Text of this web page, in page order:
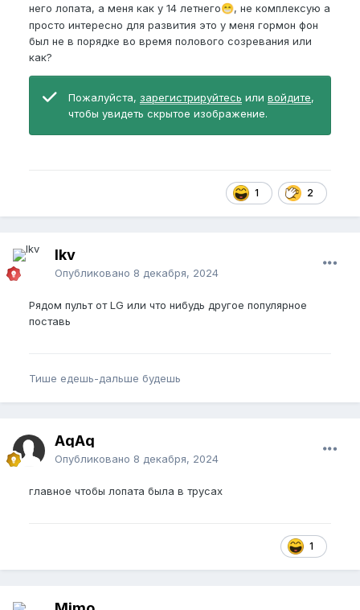
него лопата, а меня как у 14 летнего😁, не комплексую а
просто интересно для развития это у меня гормон фон
был не в порядке во время полового созревания или
как?
Пожалуйста, зарегистрируйтесь или войдите,
чтобы увидеть скрытое изображение.
1 2
lkv
Опубликовано 8 декабря, 2024
Рядом пульт от LG или что нибудь другое популярное
поставь
Тише едешь-дальше будешь
AqAq
Опубликовано 8 декабря, 2024
главное чтобы лопата была в трусах
1